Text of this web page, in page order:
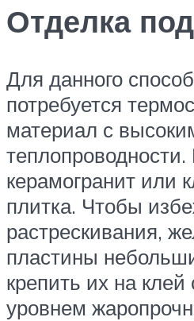
Отделка
Для данного
потребуется
материал с
керамогранит или
плитка. Чтобы
растрескивания,
пластины
крепить их на
уровнем